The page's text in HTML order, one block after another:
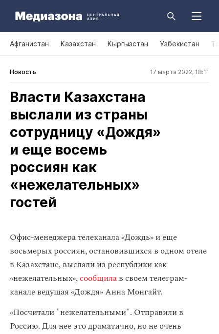
Афганистан Казахстан Кыргызстан Узбекистан
Новость 17 марта 2022, 18:11
Власти Казахстана
выслали из страны
сотрудницу «Дождя»
и еще восемь
россиян как
«нежелательных»
гостей
Офис-менеджера телеканала «Дождь» и еще
восьмерых россиян, остановившихся в одном отеле
в Казахстане, выслали из республики как
«нежелательных»,сообщилав своем телеграм-
канале ведущая «Дождя» Анна Монгайт.
«Посчитали "нежелательными". Отправили в
Россию. Для нее это драматично, но не очень